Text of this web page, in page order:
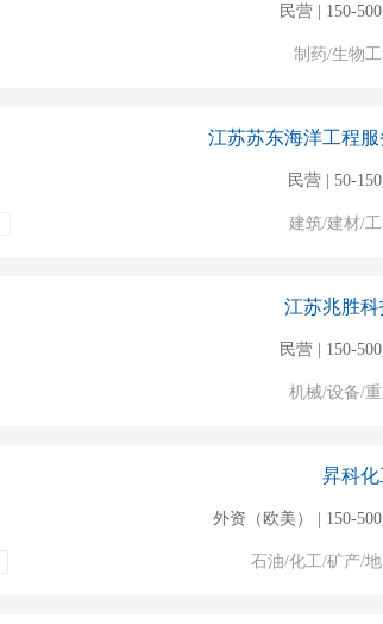
民营 | 150-
制药/生物
江苏苏东海洋工程服
民营 | 50-
建筑/建材/
江苏兆胜科
民营 | 150-
机械/设备/
昇科化
外资（欧美） | 150-500
石油/化工/矿产/